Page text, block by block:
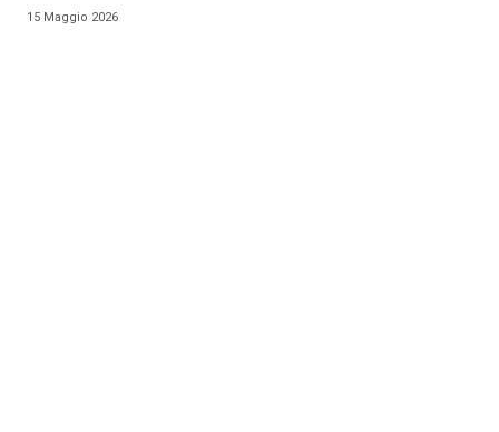
15 Maggio 2026